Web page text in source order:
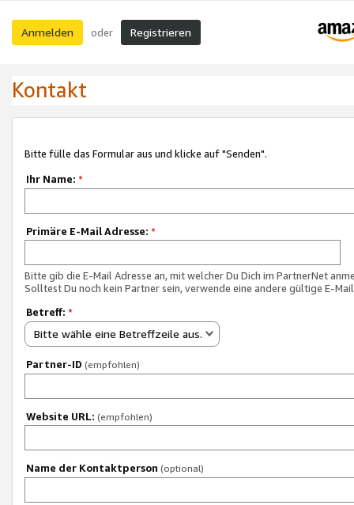
Anmelden oder Registrieren
Kontakt
Bitte fülle das Formular aus und klicke auf "Senden".
Ihr Name: *
Primäre E-Mail Adresse: *
Bitte gib die E-Mail Adresse an, mit welcher Du Dich im PartnerNet
Solltest Du noch kein Partner sein, verwende eine andere gültige E-
Betreff: *
Bitte wähle eine Betreffzeile aus.
Partner-ID (empfohlen)
Website URL: (empfohlen)
Name der Kontaktperson (optional)